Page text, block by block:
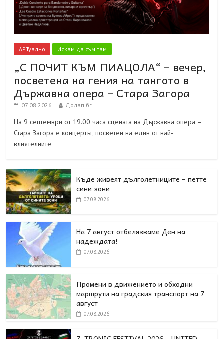
АРТуално Искам да съм там
„С ПОЧИТ КЪМ ПИАЦОЛА“ – вечер,
посветена на гения на тангото в
Държавна опера – Стара Загора
07.08.2026 Долап.бг
На 9 септември от 19.00 часа сцената на Държавна опера –
Стара Загора е концертът, посветен на един от най-
влиятелните
Къде живеят дълголетниците – петте
сини зони
07.08.2026
На 7 август отбелязваме Ден на
надеждата!
07.08.2026
Промени в движението и обходни
маршрути на градския транспорт на 7
август
07.08.2026